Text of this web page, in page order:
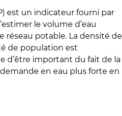
est un indicateur fourni par
le volume d’eau
réseau potable. La densité de
de population est
d’être important du fait de la
en eau plus forte en